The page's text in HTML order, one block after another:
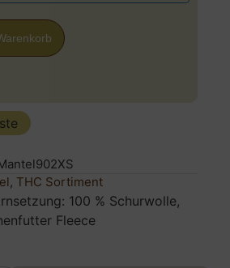
, THC Sortiment
100 % Schurwolle,
Fleece